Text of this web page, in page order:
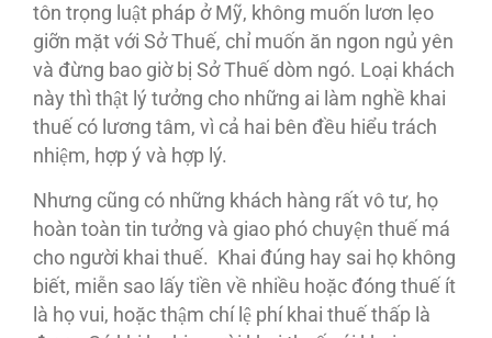
tôn trọng luật pháp ở Mỹ, không muốn lươn lẹo
giỡn mặt với Sở Thuế, chỉ muốn ăn ngon ngủ yên
và đừng bao giờ bị Sở Thuế dòm ngó. Loại khách
này thì thật lý tưởng cho những ai làm nghề khai
thuế có lương tâm, vì cả hai bên đều hiểu trách
nhiệm, hợp ý và hợp lý.
Nhưng cũng có những khách hàng rất vô tư, họ
hoàn toàn tin tưởng và giao phó chuyện thuế má
cho người khai thuế. Khai đúng hay sai họ không
biết, miễn sao lấy tiền về nhiều hoặc đóng thuế ít
là họ vui, hoặc thậm chí lệ phí khai thuế thấp là